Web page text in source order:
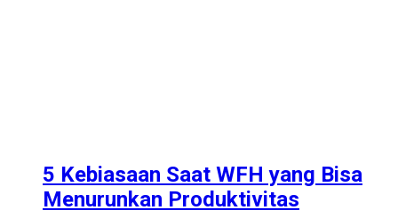
5 Kebiasaan Saat WFH yang Bisa
Menurunkan Produktivitas